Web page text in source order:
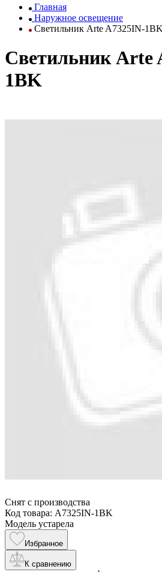
Главная
Наружное освещение
Светильник Arte A7325IN-1BK
Светильник Arte
1BK
Снят с производства
Код товара: A7325IN-1BK
Модель устарела
Избранное
К сравнению